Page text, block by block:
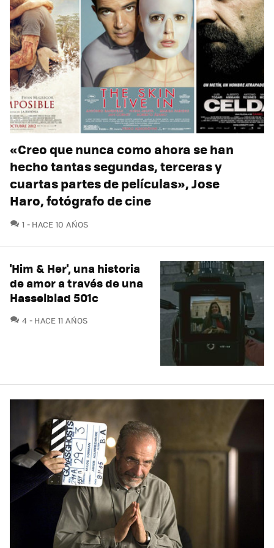
«Creo que nunca como ahora se han
hecho tantas segundas, terceras y
cuartas partes de películas», Jose
Haro, fotógrafo de cine
1 COMENTARIOS
HACE 10 AÑOS
'Him & Her', una historia
de amor a través de una
Hasselblad 501c
4 COMENTARIOS
HACE 11 AÑOS